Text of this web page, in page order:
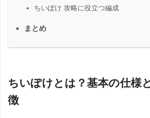
ちいぽけ 攻略に役立つ編成
まとめ
ちいぽけとは？基本の仕様
徴